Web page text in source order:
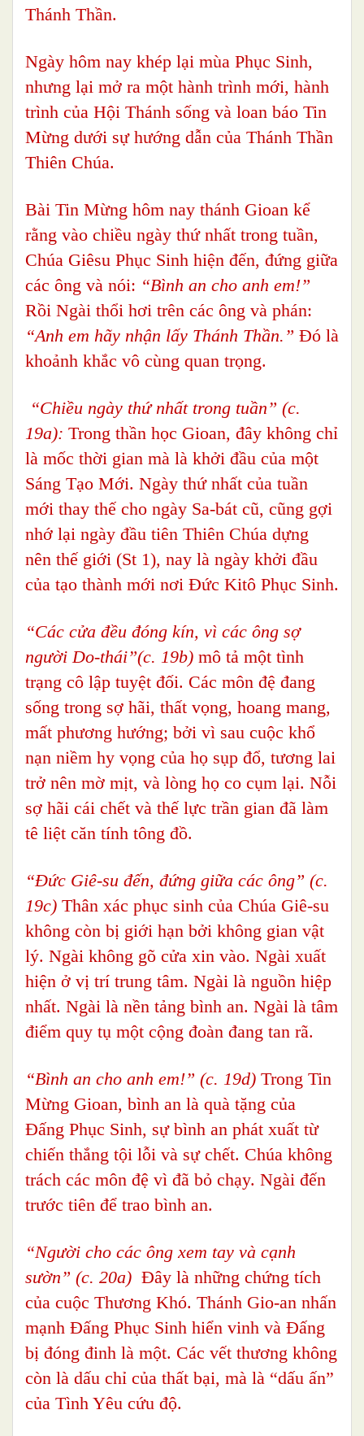
Thánh Thần.
Ngày hôm nay khép lại mùa Phục Sinh,
nhưng lại mở ra một hành trình mới, hành
trình của Hội Thánh sống và loan báo Tin
Mừng dưới sự hướng dẫn của Thánh Thần
Thiên Chúa.
Bài Tin Mừng hôm nay thánh Gioan kể
rằng vào chiều ngày thứ nhất trong tuần,
Chúa Giêsu Phục Sinh hiện đến, đứng giữa
các ông và nói: “Bình an cho anh em!”
Rồi Ngài thổi hơi trên các ông và phán:
“Anh em hãy nhận lấy Thánh Thần.” Đó là
khoảnh khắc vô cùng quan trọng.
“Chiều ngày thứ nhất trong tuần” (c.
19a): Trong thần học Gioan, đây không chỉ
là mốc thời gian mà là khởi đầu của một
Sáng Tạo Mới. Ngày thứ nhất của tuần
mới thay thế cho ngày Sa-bát cũ, cũng gợi
nhớ lại ngày đầu tiên Thiên Chúa dựng
nên thế giới (St 1), nay là ngày khởi đầu
của tạo thành mới nơi Đức Kitô Phục Sinh.
“Các cửa đều đóng kín, vì các ông sợ
người Do-thái”(c. 19b) mô tả một tình
trạng cô lập tuyệt đối. Các môn đệ đang
sống trong sợ hãi, thất vọng, hoang mang,
mất phương hướng; bởi vì sau cuộc khổ
nạn niềm hy vọng của họ sụp đổ, tương lai
trở nên mờ mịt, và lòng họ co cụm lại. Nỗi
sợ hãi cái chết và thế lực trần gian đã làm
tê liệt căn tính tông đồ.
“Đức Giê-su đến, đứng giữa các ông” (c.
19c) Thân xác phục sinh của Chúa Giê-su
không còn bị giới hạn bởi không gian vật
lý. Ngài không gõ cửa xin vào. Ngài xuất
hiện ở vị trí trung tâm. Ngài là nguồn hiệp
nhất. Ngài là nền tảng bình an. Ngài là tâm
điểm quy tụ một cộng đoàn đang tan rã.
“Bình an cho anh em!” (c. 19d) Trong Tin
Mừng Gioan, bình an là quà tặng của
Đấng Phục Sinh, sự bình an phát xuất từ
chiến thắng tội lỗi và sự chết. Chúa không
trách các môn đệ vì đã bỏ chạy. Ngài đến
trước tiên để trao bình an.
“Người cho các ông xem tay và cạnh
sườn” (c. 20a) Đây là những chứng tích
của cuộc Thương Khó. Thánh Gio-an nhấn
mạnh Đấng Phục Sinh hiển vinh và Đấng
bị đóng đinh là một. Các vết thương không
còn là dấu chỉ của thất bại, mà là “dấu ấn”
của Tình Yêu cứu độ.